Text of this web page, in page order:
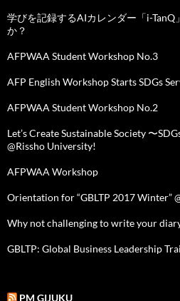
学びを記録するAIカレンダー「i-
か？
AFPWAA Student Workshop No.3
AFP English Workshop Starts SDGs
AFPWAA Student Workshop No.2
Let’s Create Sustainable Society 〜
@Rissho University!
AFPWAA Workshop
Orientation for “GBLTP 2017 Winter”
Why not challenging to write your
GBLTP: Global Business Leadership
PM GIJUKU